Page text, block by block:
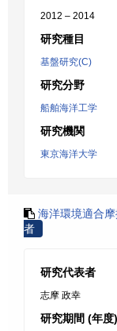
2012 – 2014
研究種目
基盤研究(C)
研究分野
船舶海洋工学
研究機関
東京海洋大学
海洋環境適合
者
研究代表者
志摩 政幸
研究期間 (年度)